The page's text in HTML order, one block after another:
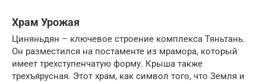
Храм Урожая
Циняньдян – ключевое строение комплекса Тяньтань.
Он разместился на постаменте из мрамора, который
имеет трехступенчатую форму. Крыша также
трехъярусная. Этот храм, как символ того, что Земля и